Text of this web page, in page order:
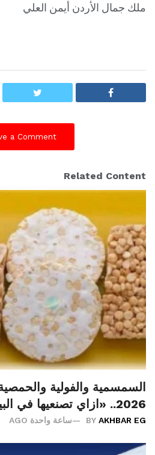
ملك جمال الأردن أيمن العلي
a Comment
Related Content
السمسمية والفولية
2026.. «ازاي تصنعيها في البيت؟» – الأسبوع
BY AKHBAR EG ساعة واحدة AGO